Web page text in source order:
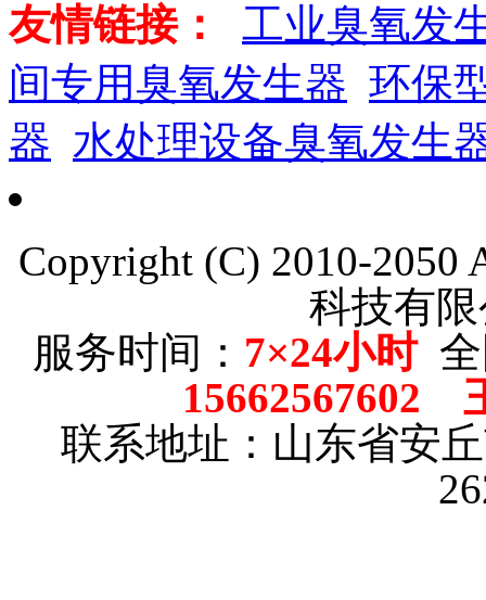
友情链接：
工业臭氧发
间专用臭氧发生器 环保
器 水处理设备臭氧发生
Copyright (C) 2010-2050
科技有
服务时间： 7×24小时全
15662567602
联系地址：山东省安